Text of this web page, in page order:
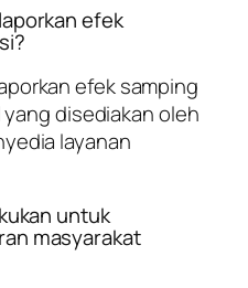
efek
efek samping
disediakan oleh
layanan
untuk
masyarakat